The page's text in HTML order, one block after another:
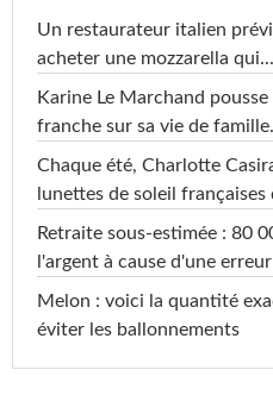
Un restaurateur italien
acheter une mozzarella
Karine Le Marchand
franche sur sa vie de
Chaque été, Charlotte
lunettes de soleil
Retraite sous-estimée : 80
l'argent à cause d'une
Melon : voici la quantité
éviter les ballonnements